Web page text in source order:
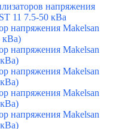
напряжения
11 7.5-50 кВа
напряжения Makelsan
кВа)
напряжения Makelsan
напряжения Makelsan
напряжения Makelsan
напряжения Makelsan